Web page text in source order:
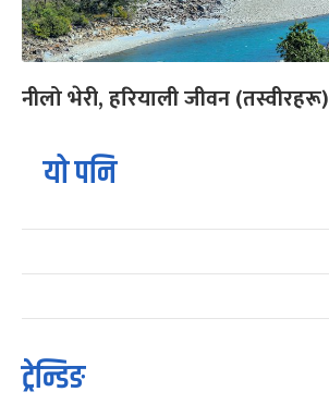
नीलो भेरी, हरियाली जीवन (तस्वीरहरू)
यो पनि
ट्रेन्डिङ